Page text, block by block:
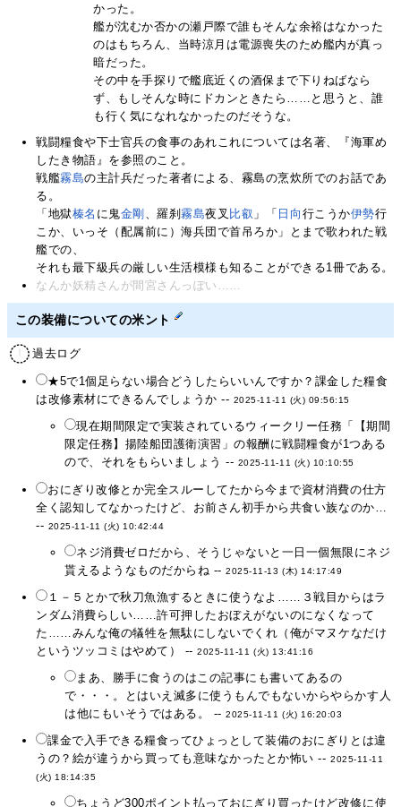
かった。
艦が沈むか否かの瀬戸際で誰もそんな余裕はなかった
のはもちろん、当時涼月は電源喪失のため艦内が真っ
暗だった。
その中を手探りで艦底近くの酒保まで下りねばなら
ず、もしそんな時にドカンときたら……と思うと、誰
も行く気になれなかったのだそうな。
戦闘糧食や下士官兵の食事のあれこれについては名著、『海軍め
したき物語』を参照のこと。
戦艦霧島の主計兵だった著者による、霧島の烹炊所でのお話であ
る。
「地獄榛名 に鬼金剛 、羅刹霧島夜叉 比叡 」「 日向 行こうか伊勢行
こか、いっそ（配属前に）海兵団で首吊ろか」とまで歌われた戦
艦での、
それも最下級兵の厳しい生活模様も知ることができる1冊である。
なんか妖精さんが間宮さんっぽい……
この装備についての米ント
過去ログ
★5で1個足らない場合どうしたらいいんですか？課金した糧食
は改修素材にできるんでしょうか -- 2025-11-11 (火) 09:56:15
現在期間限定で実装されているウィークリー任務「【期間
限定任務】揚陸船団護衛演習」の報酬に戦闘糧食が1つある
ので、それをもらいましょう -- 2025-11-11 (火) 10:10:55
おにぎり改修とか完全スルーしてたから今まで資材消費の仕方
全く認知してなかったけど、お前さん初手から共食い族なのか…
-- 2025-11-11 (火) 10:42:44
ネジ消費ゼロだから、そうじゃないと一日一個無限にネジ
貰えるようなものだからね --2025-11-13 (木) 14:17:49
１－５とかで秋刀魚漁するときに使うなよ……３戦目からはラ
ンダム消費らしい……許可押したおぼえがないのになくなって
た……みんな俺の犠牲を無駄にしないでくれ（俺がマヌケなだけ
というツッコミはやめて） --2025-11-11 (火) 13:41:16
まあ、勝手に食うのはこの記事にも書いてあるの
で・・・。とはいえ滅多に使うもんでもないからやらかす人
は他にもいそうではある。 --2025-11-11 (火) 16:20:03
課金で入手できる糧食ってひょっとして装備のおにぎりとは違
うの？絵が違うから買っても意味なかったとか怖い --2025-11-11
(火) 18:14:35
ちょうど300ポイント払っておにぎり買ったけど改修に使